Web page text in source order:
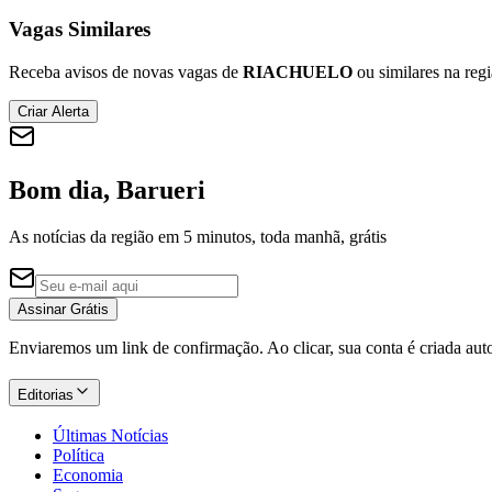
Vagas Similares
Receba avisos de novas vagas de RIACHUELO ou similares na
Criar Alerta
Bom dia, Barueri
As notícias da região em 5 minutos, toda manhã, grátis
Assinar Grátis
Enviaremos um link de confirmação. Ao clicar, sua conta é criada
Editorias
Últimas Notícias
Política
Economia